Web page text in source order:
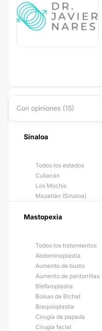
Con opiniones (15)
Sinaloa
Todos los estados
Culiacán
Los Mochis
Mazatlán (Sinaloa)
Mastopexia
Todos los tratamientos
Abdominoplastia
Aumento de busto
Aumento de pantorrillas
Blefaroplastia
Bolsas de Bichat
Braquioplastia
Cirugía de papada
Cirugía facial